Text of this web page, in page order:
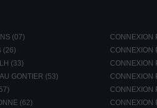
(07)
CONNEXION
(26)
CONNEXION
(33)
CONNEXION
GONTIER (53)
CONNEXION
CONNEXION
(62)
CONNEXION